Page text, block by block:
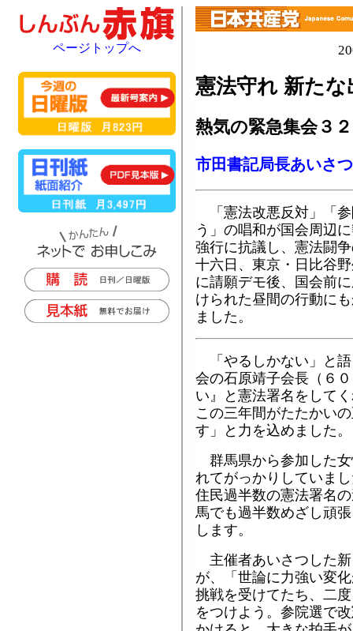
憲法守れ 新たな
熱気の緊急集会３
市田書記局長あいさつ
「憲法改悪反対」「
う」の唱和が国会周辺
強行に抗議し、憲法闘
十六日、東京・日比谷
に請願デモ後、国会前
けられた昼間の行動に
ました。
「やるしかない」と
会の石原靖子会長（６
い』と憲法署名をして
この三年間がたたかい
す」と力を込めました。
群馬県から参加した
れてがっかりしていま
住民過半数の憲法署名
馬でも過半数めざし頑
します。
主催者あいさつした
が、「世論に力強い変
挑戦を受けてたち、二
をつけよう。参院選で
ページトップへ